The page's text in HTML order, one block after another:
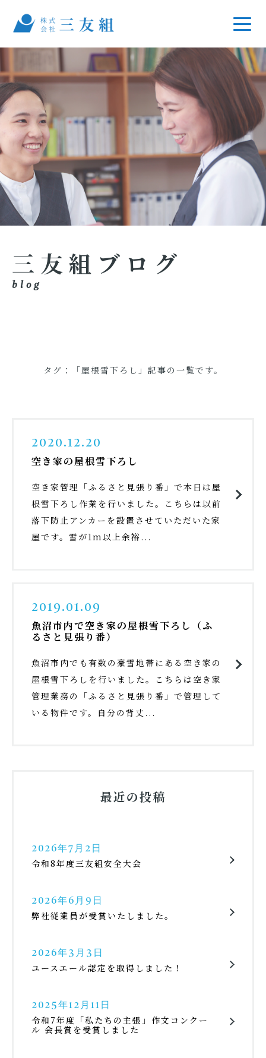
三友組ブログ
blog
タグ：「屋根雪下ろし」記事の一覧です。
2020.12.20
空き家の屋根雪下ろし
空き家管理「ふるさと見張り番」で本日は屋
根雪下ろし作業を行いました。こちらは以前
落下防止アンカーを設置させていただいた家
屋です。雪が1m以上余裕...
2019.01.09
魚沼市内で空き家の屋根雪下ろし（ふ
るさと見張り番）
魚沼市内でも有数の豪雪地帯にある空き家の
屋根雪下ろしを行いました。こちらは空き家
管理業務の「ふるさと見張り番」で管理して
いる物件です。自分の背丈...
最近の投稿
2026年7月2日
令和8年度三友組安全大会
2026年6月9日
弊社従業員が受賞いたしました。
2026年3月3日
ユースエール認定を取得しました！
2025年12月11日
令和7年度「私たちの主張」作文コンクー
ル 会長賞を受賞しました